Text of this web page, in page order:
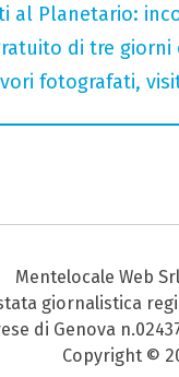
al Planetario:
di tre
fotografati,
Mentelocale Web
giornalistica
di Genova
Copyright ©